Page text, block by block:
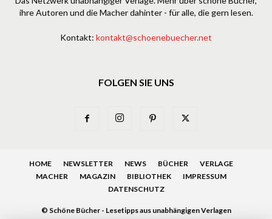
ihre Autoren und die Macher dahinter - für alle, die gern lesen.
Kontakt: kontakt@schoenebuecher.net
FOLGEN SIE UNS
HOME NEWSLETTER NEWS BÜCHER
VERLAGE
MACHER
MAGAZIN BIBLIOTHEK
IMPRESSUM
DATENSCHUTZ
© Schöne Bücher - Lesetipps aus unabhängigen Verlagen